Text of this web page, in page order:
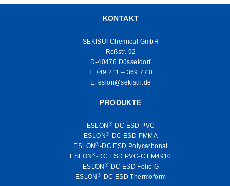
KONTAKT
SEKISUI Chemical GmbH
Roßstr. 92
D-40476 Düsseldorf
T: +49 211 – 369 77 0
E: eslon@sekisui.de
PRODUKTE
ESLON ®-DC ESD PVC
ESLON ®-DC ESD PMMA
ESLON®-DC ESD Polycarbonat
ESLON®-DC ESD PVC-C FM4910
ESLON ®-DC ESD Folie G
ESLON ®-DC ESD Thermoform